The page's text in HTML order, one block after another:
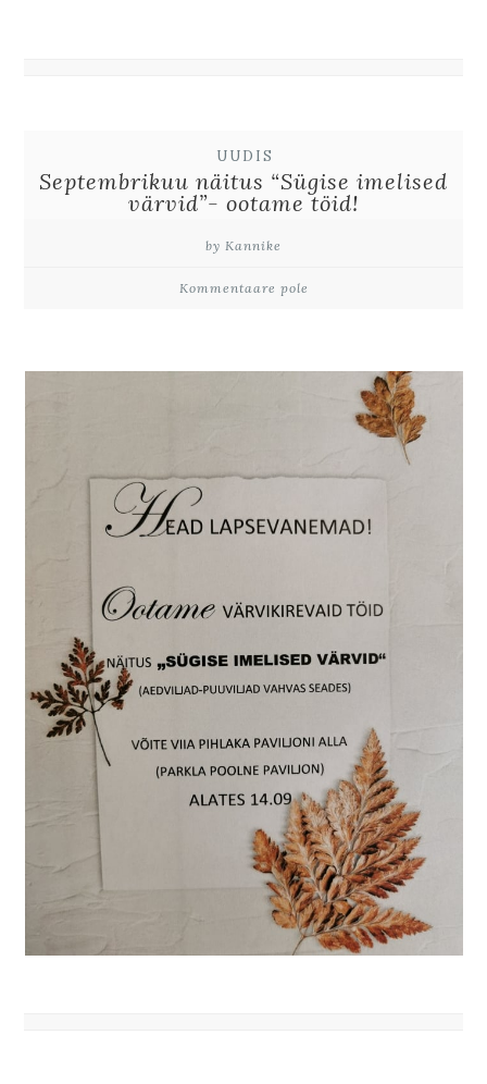
UUDIS
Septembrikuu näitus “Sügise imelised
värvid”- ootame töid!
by Kannike
Kommentaare pole